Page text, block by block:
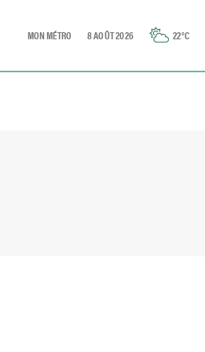
MON MÉTRO 8 AOÛT 2026 22°C